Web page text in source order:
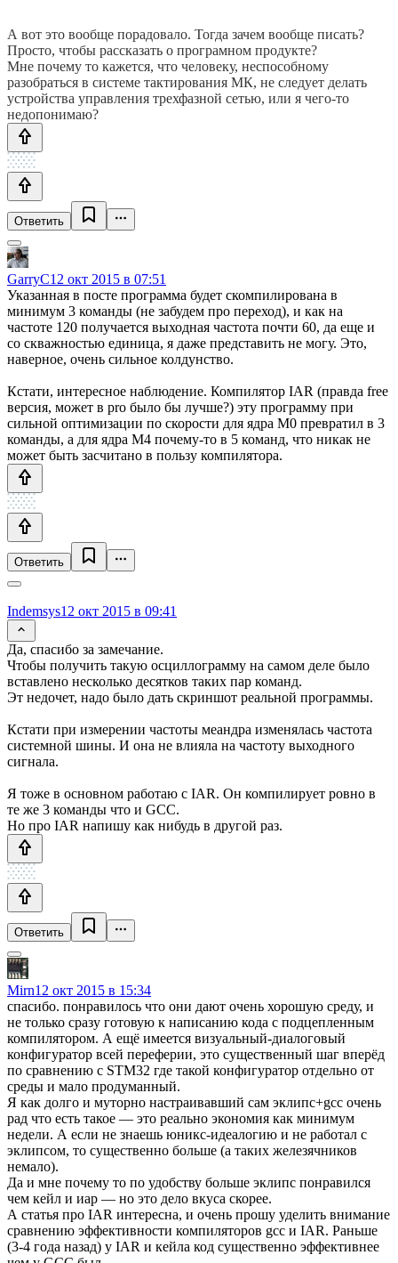
А вот это вообще порадовало. Тогда зачем вообще писать?
Просто, чтобы рассказать о програмном продукте?
Мне почему то кажется, что человеку, неспособному
разобраться в системе тактирования МК, не следует делать
устройства управления трехфазной сетью, или я чего-то
недопонимаю?
Ответить
GarryC12 окт 2015 в 07:51
Указанная в посте программа будет скомпилирована в
минимум 3 команды (не забудем про переход), и как на
частоте 120 получается выходная частота почти 60, да еще и
со скважностью единица, я даже представить не могу. Это,
наверное, очень сильное колдунство.
Кстати, интересное наблюдение. Компилятор IAR (правда free
версия, может в pro было бы лучше?) эту программу при
сильной оптимизации по скорости для ядра М0 превратил в 3
команды, а для ядра М4 почему-то в 5 команд, что никак не
может быть засчитано в пользу компилятора.
Ответить
Indemsys12 окт 2015 в 09:41
Да, спасибо за замечание.
Чтобы получить такую осциллограмму на самом деле было
вставлено несколько десятков таких пар команд.
Эт недочет, надо было дать скриншот реальной программы.
Кстати при измерении частоты меандра изменялась частота
системной шины. И она не влияла на частоту выходного
сигнала.
Я тоже в основном работаю с IAR. Он компилирует ровно в
те же 3 команды что и GCC.
Но про IAR напишу как нибудь в другой раз.
Ответить
Mirn12 окт 2015 в 15:34
спасибо. понравилось что они дают очень хорошую среду, и
не только сразу готовую к написанию кода с подцепленным
компилятором. А ещё имеется визуальный-диалоговый
конфигуратор всей переферии, это существенный шаг вперёд
по сравнению с STM32 где такой конфигуратор отдельно от
среды и мало продуманный.
Я как долго и муторно настраивавший сам эклипс+gcc очень
рад что есть такое — это реально экономия как минимум
недели. А если не знаешь юникс-идеалогию и не работал с
эклипсом, то существенно больше (а таких железячников
немало).
Да и мне почему то по удобству больше эклипс понравился
чем кейл и иар — но это дело вкуса скорее.
А статья про IAR интересна, и очень прошу уделить внимание
сравнению эффективности компиляторов gcc и IAR. Раньше
(3-4 года назад) у IAR и кейла код существенно эффективнее